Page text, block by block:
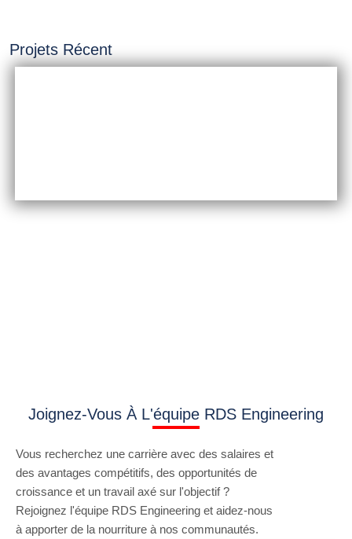
Projets Récent
Joignez-Vous À L'équipe RDS Engineering
Vous recherchez une carrière avec des salaires et
des avantages compétitifs, des opportunités de
croissance et un travail axé sur l'objectif ?
Rejoignez l'équipe RDS Engineering et aidez-nous
à apporter de la nourriture à nos communautés.